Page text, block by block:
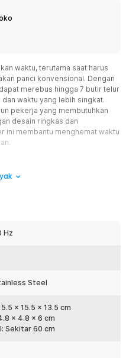
waktu, terutama saat harus
panci konvensional. Dengan
merebus hingga 7 butir telur
waktu yang lebih singkat.
pekerja yang membutuhkan
desain ringkas dan
ini membantu menghemat waktu
besar membuat proses
kebutuhan keluarga,
tray, lalu tekan tombol power
W dan pelat stainless
matang dalam waktu
Hz
Steel
x 15.5 x 13.5 cm
x 4.8 x 6 cm
Sekitar 60 cm